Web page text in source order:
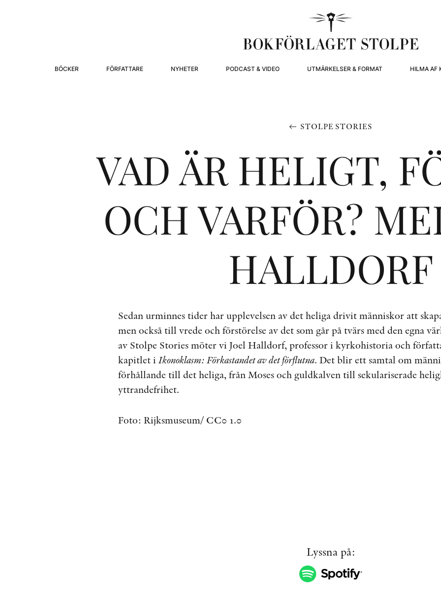
BÖCKER FÖRFATTARE NYHETER PODCAST & VIDEO UTMÄRKELSER & FORMAT HILMA AF
STOLPE STORIES
VAD ÄR HELIGT,
OCH VARFÖR?
HALLDORF
Sedan urminnes tider har upplevelsen av det heliga drivit människor att
men också till vrede och förstörelse av det som går på tvärs med den egna
av Stolpe Stories möter vi Joel Halldorf, professor i kyrkohistoria och
kapitlet iIkonoklasm: Förkastandet av det förflutna. Det blir ett samtal om
förhållande till det heliga, från Moses och guldkalven till sekulariserade
yttrandefrihet.
Foto: Rijksmuseum/ CC0 1.0
Lyssna på: